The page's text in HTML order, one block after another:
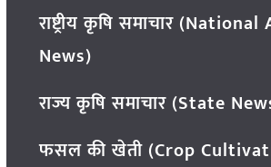
राष्ट्रीय कृषि समाचार
News)
राज्य कृषि समाचार (State
फसल की खेती (Crop